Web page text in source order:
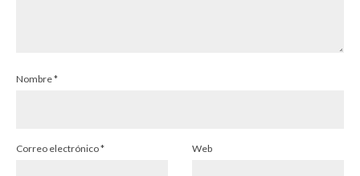
Nombre*
Correo electrónico* Web